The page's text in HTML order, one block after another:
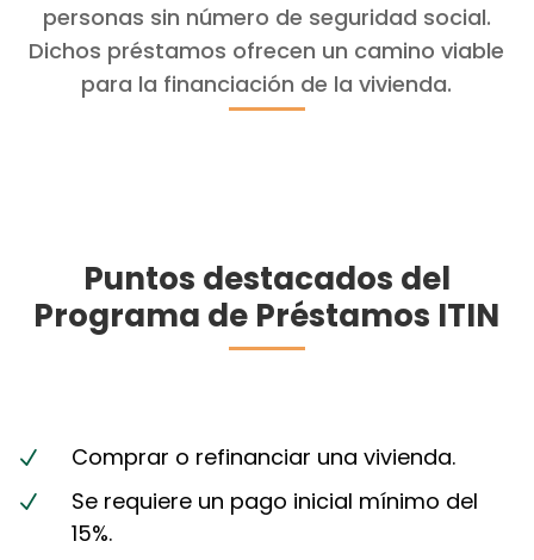
personas sin número de seguridad social.
Dichos préstamos ofrecen un camino viable
para la financiación de la vivienda.
Puntos destacados del
Programa de Préstamos ITIN
N Comprar o refinanciar una vivienda.
N
Se requiere un pago inicial mínimo del
15%.